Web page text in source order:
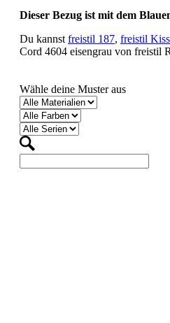
Dieser Bezug ist mit dem
Du kannst freistil 187, freistil
Cord 4604 eisengrau von freistil
Wähle deine Muster aus